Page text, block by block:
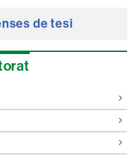
de tesi